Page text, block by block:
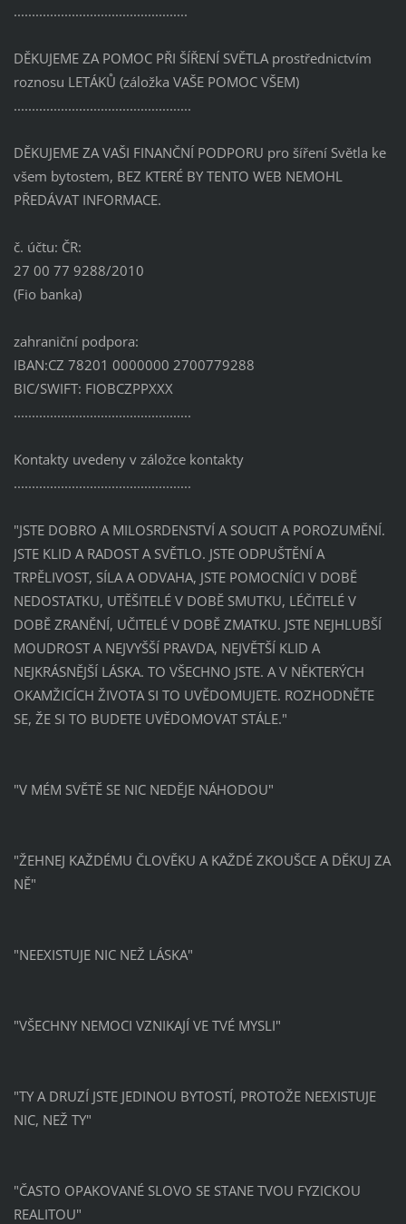
................................................
DĚKUJEME ZA POMOC PŘI ŠÍŘENÍ SVĚTLA prostřednictvím
roznosu LETÁKŮ (záložka VAŠE POMOC VŠEM)
.................................................
DĚKUJEME ZA VAŠI FINANČNÍ PODPORU pro šíření Světla ke
všem bytostem, BEZ KTERÉ BY TENTO WEB NEMOHL
PŘEDÁVAT INFORMACE.
č. účtu: ČR:
27 00 77 9288/2010
(Fio banka)
zahraniční podpora:
IBAN:CZ 78201 0000000 2700779288
BIC/SWIFT: FIOBCZPPXXX
.................................................
Kontakty uvedeny v záložce kontakty
.................................................
"JSTE DOBRO A MILOSRDENSTVÍ A SOUCIT A POROZUMĚNÍ.
JSTE KLID A RADOST A SVĚTLO. JSTE ODPUŠTĚNÍ A
TRPĚLIVOST, SÍLA A ODVAHA, JSTE POMOCNÍCI V DOBĚ
NEDOSTATKU, UTĚŠITELÉ V DOBĚ SMUTKU, LÉČITELÉ V
DOBĚ ZRANĚNÍ, UČITELÉ V DOBĚ ZMATKU. JSTE NEJHLUBŠÍ
MOUDROST A NEJVYŠŠÍ PRAVDA, NEJVĚTŠÍ KLID A
NEJKRÁSNĚJŠÍ LÁSKA. TO VŠECHNO JSTE. A V NĚKTERÝCH
OKAMŽICÍCH ŽIVOTA SI TO UVĚDOMUJETE. ROZHODNĚTE
SE, ŽE SI TO BUDETE UVĚDOMOVAT STÁLE."
"V MÉM SVĚTĚ SE NIC NEDĚJE NÁHODOU"
"ŽEHNEJ KAŽDÉMU ČLOVĚKU A KAŽDÉ ZKOUŠCE A DĚKUJ ZA
NĚ"
"NEEXISTUJE NIC NEŽ LÁSKA"
"VŠECHNY NEMOCI VZNIKAJÍ VE TVÉ MYSLI"
"TY A DRUZÍ JSTE JEDINOU BYTOSTÍ, PROTOŽE NEEXISTUJE
NIC, NEŽ TY"
"ČASTO OPAKOVANÉ SLOVO SE STANE TVOU FYZICKOU
REALITOU"